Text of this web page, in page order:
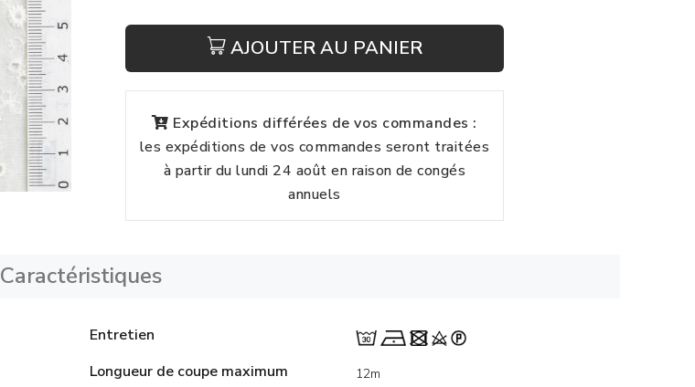
AJOUTER AU PANIER
Expéditions différées de vos commandes :
les expéditions de vos commandes seront traitées
à partir du lundi 24 août en raison de congés
annuels
Caractéristiques
Entretien
Longueur de coupe maximum
12m